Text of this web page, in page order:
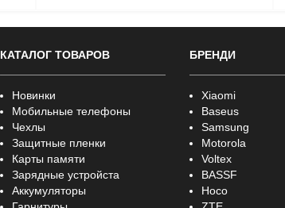
КАТАЛОГ ТОВАРОВ
Новинки
Мобильные телефоны
Чехлы
Защитные пленки
Карты памяти
Зарядные устройста
Аккумуляторы
БРЕНДИ
Xiaomi
Baseus
Samsung
Motorola
Voltex
BASSF
Hoco